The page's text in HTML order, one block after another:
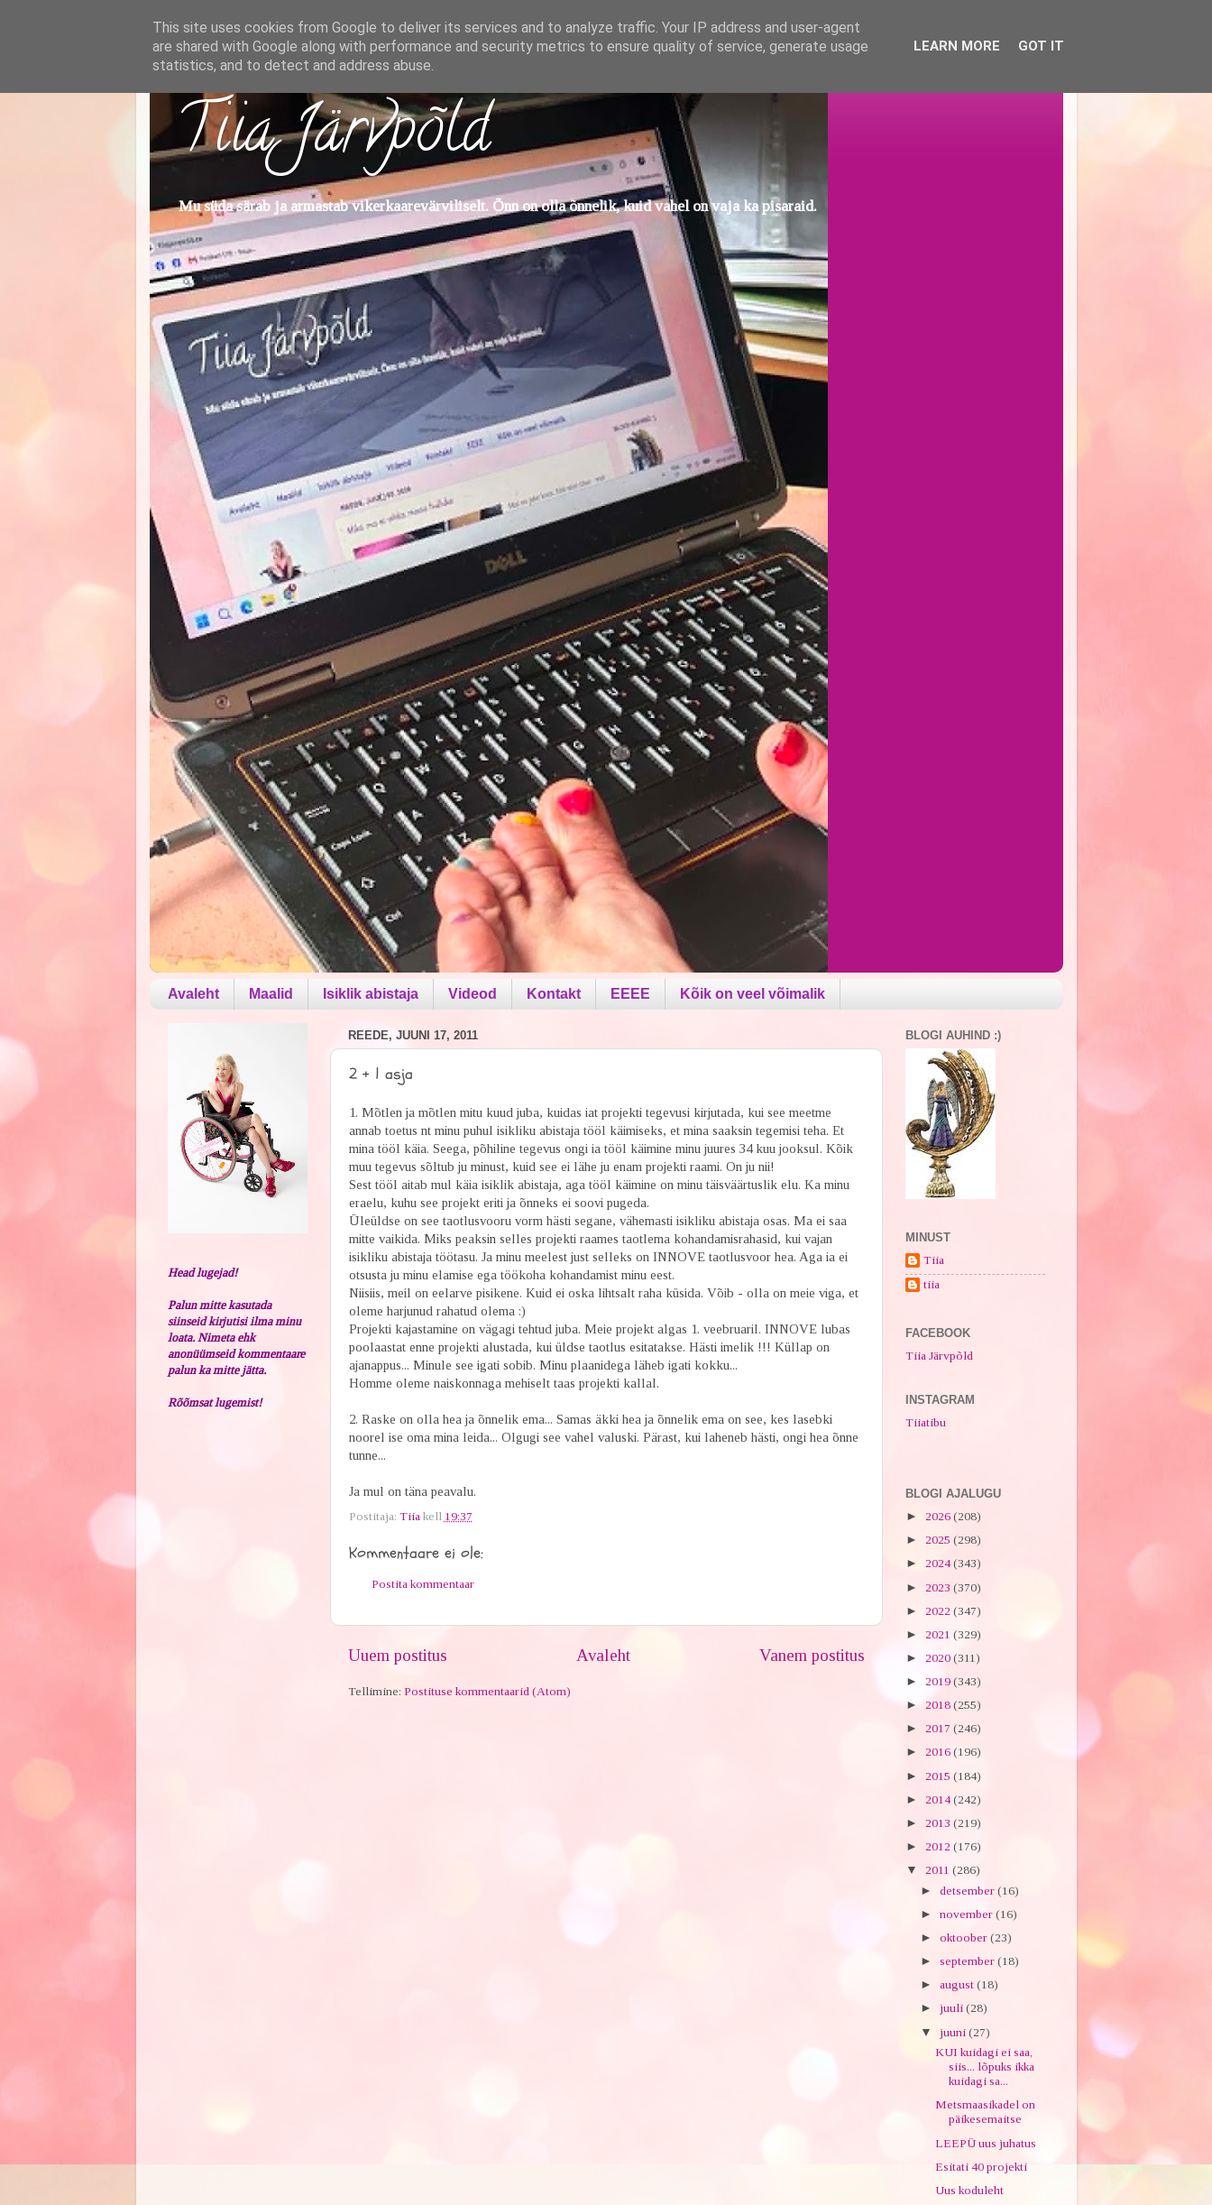
Tiia Järvpõld
Mu süda särab ja armastab vikerkaarevärviliselt. Õnn on olla õnnelik, kuid vahel on vaja ka pisaraid.
Avaleht Maalid Isiklik abistaja Videod Kontakt EEEE Kõik on veel võimalik
REEDE, JUUNI 17, 2011
2 + 1 asja
1. Mõtlen ja mõtlen mitu kuud juba, kuidas iat projekti tegevusi kirjutada, kui see meetme
annab toetus nt minu puhul isikliku abistaja tööl käimiseks, et mina saaksin tegemisi teha. Et
mina tööl käia. Seega, põhiline tegevus ongi ia tööl käimine minu juures 34 kuu jooksul. Kõik
muu tegevus sõltub ju minust, kuid see ei lähe ju enam projekti raami. On ju nii!
Sest tööl aitab mul käia isiklik abistaja, aga tööl käimine on minu täisväärtuslik elu. Ka minu
eraelu, kuhu see projekt eriti ja õnneks ei soovi pugeda.
Üleüldse on see taotlusvooru vorm hästi segane, vähemasti isikliku abistaja osas. Ma ei saa
mitte vaikida. Miks peaksin selles projekti raames taotlema kohandamisrahasid, kui vajan
isikliku abistaja töötasu. Ja minu meelest just selleks on INNOVE taotlusvoor hea. Aga ia ei
otsusta ju minu elamise ega töökoha kohandamist minu eest.
Niisiis, meil on eelarve pisikene. Kuid ei oska lihtsalt raha küsida. Võib - olla on meie viga, et
oleme harjunud rahatud olema :)
Projekti kajastamine on vägagi tehtud juba. Meie projekt algas 1. veebruaril. INNOVE lubas
poolaastat enne projekti alustada, kui üldse taotlus esitatakse. Hästi imelik !!! Küllap on
ajanappus... Minule see igati sobib. Minu plaanidega läheb igati kokku...
Homme oleme naiskonnaga mehiselt taas projekti kallal.
2. Raske on olla hea ja õnnelik ema... Samas äkki hea ja õnnelik ema on see, kes lasebki
noorel ise oma mina leida... Olgugi see vahel valuski. Pärast, kui laheneb hästi, ongi hea õnne
tunne...
Ja mul on täna peavalu.
Postitaja: Tiia kell 19:37
Kommentaare ei ole:
Postita kommentaar
Uuem postitus Vanem postitus
Avaleht
Tellimine: Postituse kommentaarid (Atom)
Head lugejad!
Palun mitte kasutada
siinseid kirjutisi ilma minu
loata. Nimeta ehk
anonüümseid kommentaare
palun ka mitte jätta.
Rõõmsat lugemist!
BLOGI AUHIND :)
MINUST
Tiia
tiia
FACEBOOK
Tiia Järvpõld
INSTAGRAM
Tiiatibu
BLOGI AJALUGU
► 2026 (208)
► 2025 (298)
► 2024(343)
► 2023 (370)
► 2022 (347)
► 2021 (329)
► 2020 (311)
► 2019 (343)
► 2018 (255)
► 2017 (246)
► 2016 (196)
► 2015 (184)
► 2014(242)
► 2013 (219)
► 2012 (176)
▼ 2011 (286)
► detsember (16)
► november (16)
► oktoober (23)
► september (18)
► august (18)
► juuli (28)
▼ juuni (27)
KUI kuidagi ei saa,
siis... lõpuks ikka
kuidagi sa...
Metsmaasikadel on
päikesemaitse
LEEPÜ uus juhatus
Esitati 40 projekti
Uus koduleht
This site uses cookies from Google to deliver its services and to analyze traffic. Your IP address and user-agent
are shared with Google along with performance and security metrics to ensure quality of service, generate usage
statistics, and to detect and address abuse.
LEARN MORE GOT IT